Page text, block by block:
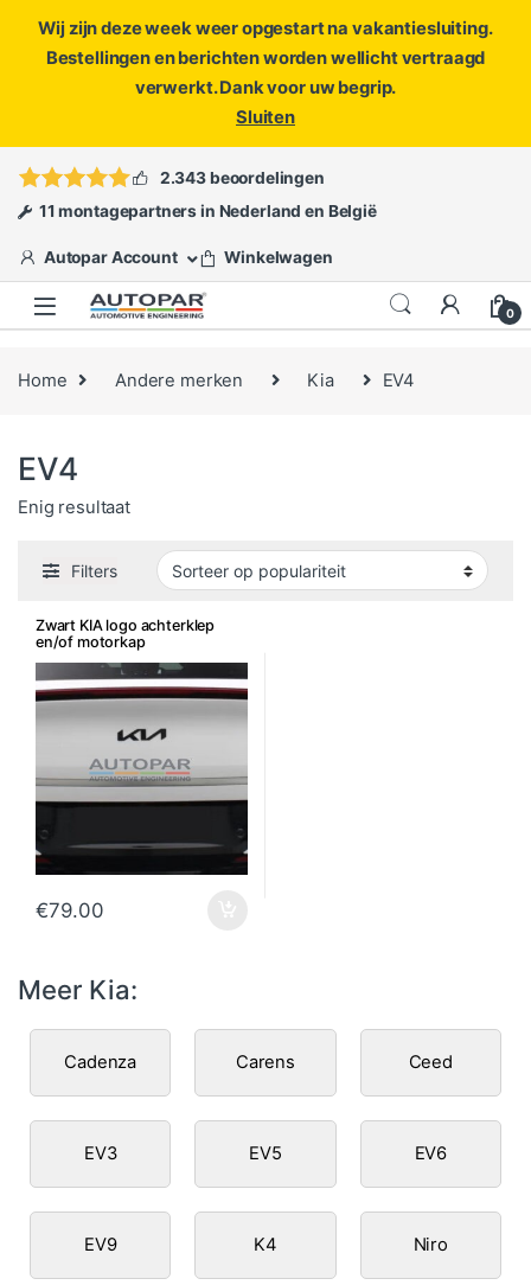
Wij zijn deze week weer opgestart na vakantiesluiting.
Bestellingen en berichten worden wellicht vertraagd
verwerkt. Dank voor uw begrip.
Sluiten
ofopen een ticket
2.343 beoordelingen
11 montagepartners in Nederland en België
Autopar Account Winkelwagen
0
Home Andere merken Kia EV4
EV4
Enig resultaat
Filters
Zwart KIA logo achterklep
en/of motorkap
€79.00
Meer Kia:
Cadenza Carens Ceed
EV3 EV5 EV6
EV9 K4 Niro